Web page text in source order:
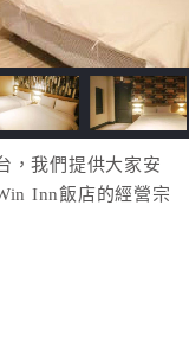
我們提供大家安
Inn飯店的經營宗